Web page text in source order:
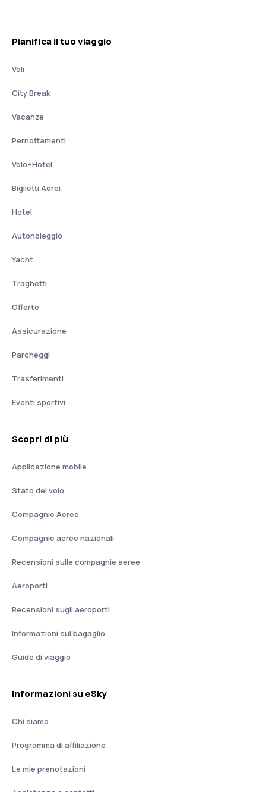
Pianifica il tuo viaggio
Voli
City Break
Vacanze
Pernottamenti
Volo+Hotel
Biglietti Aerei
Hotel
Autonoleggio
Yacht
Traghetti
Offerte
Assicurazione
Parcheggi
Trasferimenti
Eventi sportivi
Scopri di più
Applicazione mobile
Stato del volo
Compagnie Aeree
Compagnie aeree nazionali
Recensioni sulle compagnie aeree
Aeroporti
Recensioni sugli aeroporti
Informazioni sul bagaglio
Guide di viaggio
Informazioni su eSky
Chi siamo
Programma di affiliazione
Le mie prenotazioni